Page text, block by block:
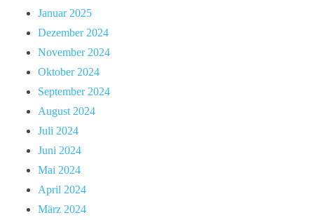
Januar 2025
Dezember 2024
November 2024
Oktober 2024
September 2024
August 2024
Juli 2024
Juni 2024
Mai 2024
April 2024
März 2024